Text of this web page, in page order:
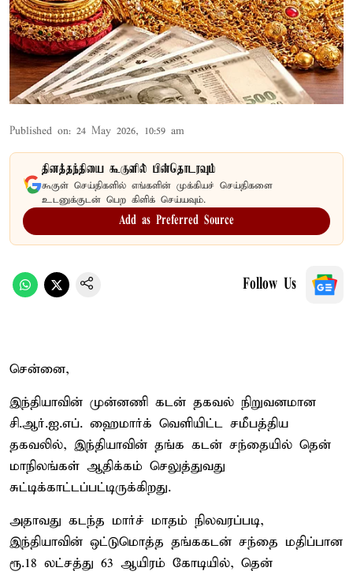
Published on: 24 May 2026, 10:59 am
தினத்தந்தியை கூகுளில் பின்தொடரவும்
கூகுள் செய்திகளில் எங்களின் முக்கியச் செய்திகளை
உடனுக்குடன் பெற கிளிக் செய்யவும்.
Add as Preferred Source
Follow Us
சென்னை,
இந்தியாவின் முன்னணி கடன் தகவல் நிறுவனமான
சி.ஆர்.ஐ.எப். ஹைமார்க் வெளியிட்ட சமீபத்திய
தகவலில், இந்தியாவின் தங்க கடன் சந்தையில் தென்
மாநிலங்கள் ஆதிக்கம் செலுத்துவது
சுட்டிக்காட்டப்பட்டிருக்கிறது.
அதாவது கடந்த மார்ச் மாதம் நிலவரப்படி,
இந்தியாவின் ஒட்டுமொத்த தங்ககடன் சந்தை மதிப்பான
ரூ.18 லட்சத்து 63 ஆயிரம் கோடியில், தென்